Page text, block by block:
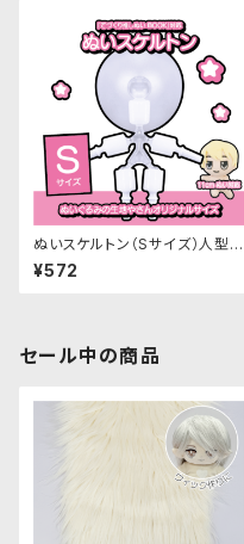
ぬいスケルトン（Sサイズ）人型ぬ
いぐるみ用ナチュラル可動骨格
¥572
セール中の商品